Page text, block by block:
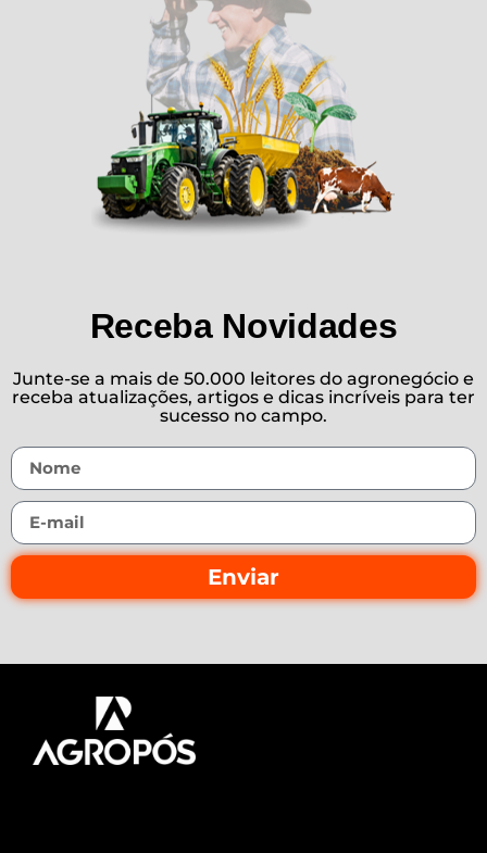
Receba Novidades
Junte-se a mais de 50.000 leitores do agronegócio e
receba atualizações, artigos e dicas incríveis para ter
sucesso no campo.
Enviar